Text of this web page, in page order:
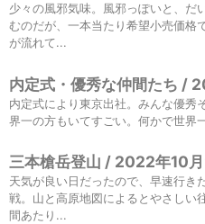
少々の風邪気味。風邪っぽいと、だ
むのだが、一本当たり希望小売価格
が流れて...
内定式・優秀な仲間たち /
内定式により東京出社。みんな優秀
界一の方もいてすごい。何かで世界
三本槍岳登山 / 2022年10
天気が良い日だったので、早速行き
戦。山と高原地図によるとやさしい
間あたり...